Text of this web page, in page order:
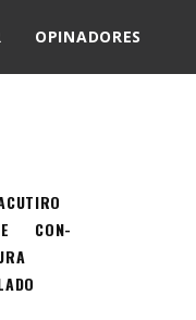
OPINADORES
CON-